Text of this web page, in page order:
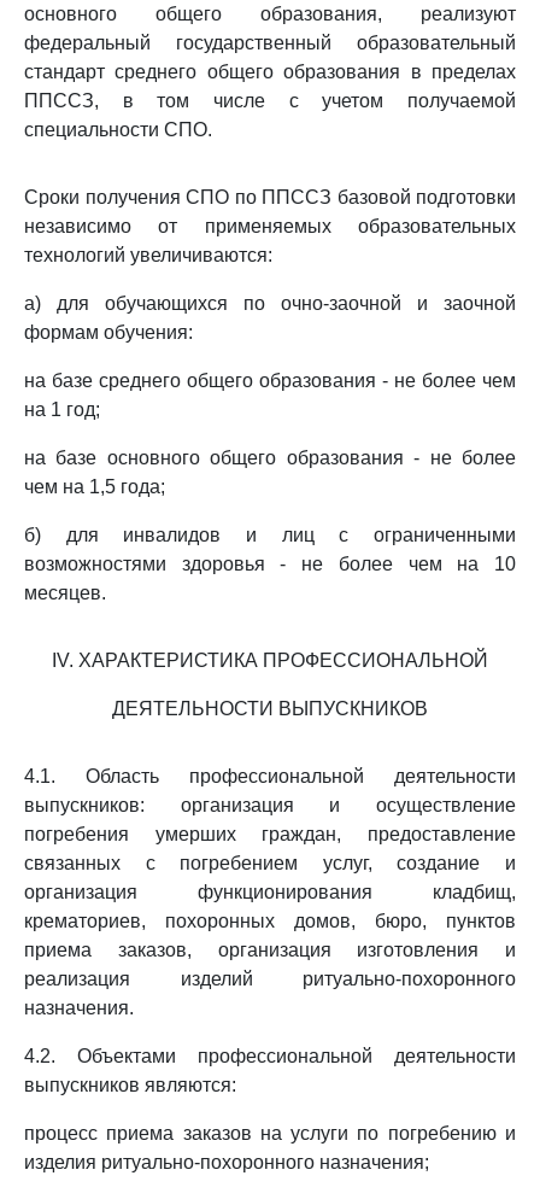
основного общего образования, реализуют
федеральный государственный образовательный
стандарт среднего общего образования в пределах
ППССЗ, в том числе с учетом получаемой
специальности СПО.
Сроки получения СПО по ППССЗ базовой подготовки
независимо от применяемых образовательных
технологий увеличиваются:
а) для обучающихся по очно-заочной и заочной
формам обучения:
на базе среднего общего образования - не более чем
на 1 год;
на базе основного общего образования - не более
чем на 1,5 года;
б) для инвалидов и лиц с ограниченными
возможностями здоровья - не более чем на 10
месяцев.
IV. ХАРАКТЕРИСТИКА ПРОФЕССИОНАЛЬНОЙ
ДЕЯТЕЛЬНОСТИ ВЫПУСКНИКОВ
4.1. Область профессиональной деятельности
выпускников: организация и осуществление
погребения умерших граждан, предоставление
связанных с погребением услуг, создание и
организация функционирования кладбищ,
крематориев, похоронных домов, бюро, пунктов
приема заказов, организация изготовления и
реализация изделий ритуально-похоронного
назначения.
4.2. Объектами профессиональной деятельности
выпускников являются:
процесс приема заказов на услуги по погребению и
изделия ритуально-похоронного назначения;